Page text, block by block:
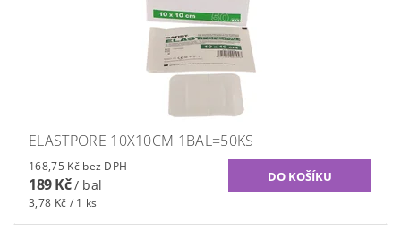
ELASTPORE 10X10CM 1BAL=50KS
168,75 Kč bez DPH
189 Kč/ bal
3,78 Kč / 1 ks